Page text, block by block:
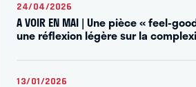
24/04/2026
A VOIR EN MAI | Une pièce « feel-
une réflexion légère sur la
13/01/2026